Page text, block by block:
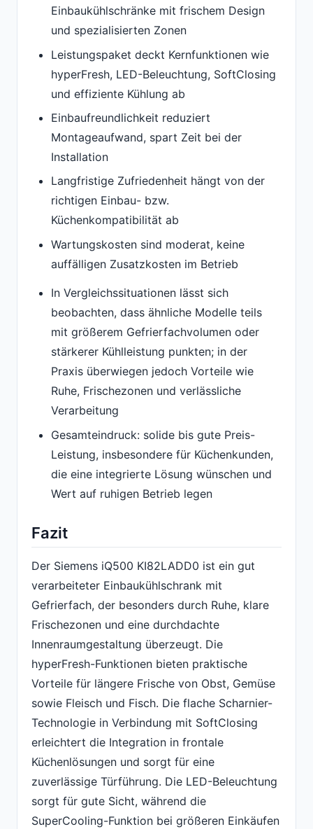
Einbaukühlschränke mit frischem Design
und spezialisierten Zonen
Leistungspaket deckt Kernfunktionen wie
hyperFresh, LED-Beleuchtung, SoftClosing
und effiziente Kühlung ab
Einbaufreundlichkeit reduziert
Montageaufwand, spart Zeit bei der
Installation
Langfristige Zufriedenheit hängt von der
richtigen Einbau- bzw.
Küchenkompatibilität ab
Wartungskosten sind moderat, keine
auffälligen Zusatzkosten im Betrieb
In Vergleichssituationen lässt sich
beobachten, dass ähnliche Modelle teils
mit größerem Gefrierfachvolumen oder
stärkerer Kühlleistung punkten; in der
Praxis überwiegen jedoch Vorteile wie
Ruhe, Frischezonen und verlässliche
Verarbeitung
Gesamteindruck: solide bis gute Preis-
Leistung, insbesondere für Küchenkunden,
die eine integrierte Lösung wünschen und
Wert auf ruhigen Betrieb legen
Fazit
Der Siemens iQ500 KI82LADD0 ist ein gut
verarbeiteter Einbaukühlschrank mit
Gefrierfach, der besonders durch Ruhe, klare
Frischezonen und eine durchdachte
Innenraumgestaltung überzeugt. Die
hyperFresh-Funktionen bieten praktische
Vorteile für längere Frische von Obst, Gemüse
sowie Fleisch und Fisch. Die flache Scharnier-
Technologie in Verbindung mit SoftClosing
erleichtert die Integration in frontale
Küchenlösungen und sorgt für eine
zuverlässige Türführung. Die LED-Beleuchtung
sorgt für gute Sicht, während die
SuperCooling-Funktion bei größeren Einkäufen